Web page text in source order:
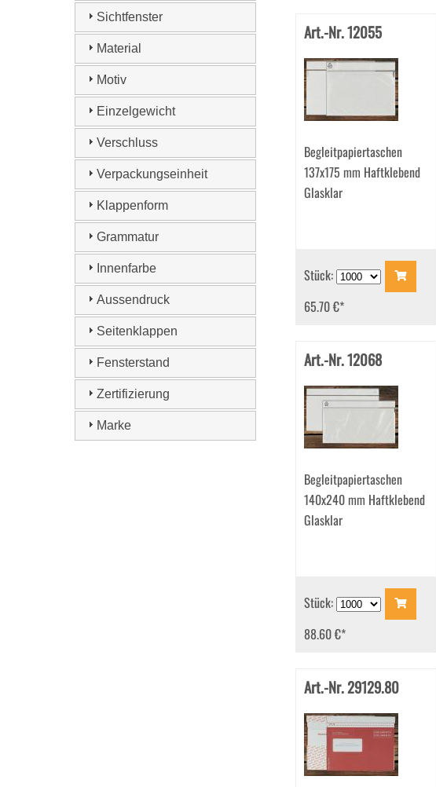
Papierpolstertaschen
Papprückwandtaschen
Röntgenfilmtaschen
Seidenfutterhüllen
Versandbeutel (4)
Wertbriefhüllen (1)
Sichtfenster
Material
Motiv
Einzelgewicht
Verschluss
Verpackungseinheit
Klappenform
Grammatur
Innenfarbe
Aussendruck
Seitenklappen
Fensterstand
Zertifizierung
Marke
Art.-Nr. 12055
Begleitpapiertaschen
137x175 mm Haftklebend
Glasklar
Stück:
65.70 €*
Art.-Nr. 12068
Begleitpapiertaschen
140x240 mm Haftklebend
Glasklar
Stück:
88.60 €*
Art.-Nr. 29129.80